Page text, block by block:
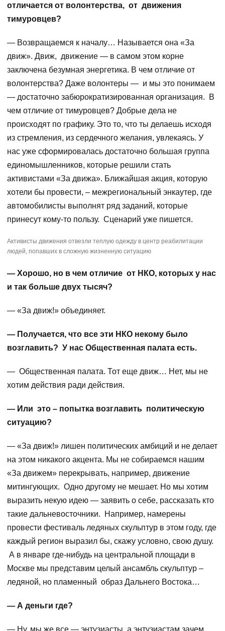
отличается от волонтерства, от движения
тимуровцев?
— Возвращаемся к началу… Называется она «За
движ». Движ, движение — в самом этом корне
заключена безумная энергетика. В чем отличие от
волонтерства? Даже волонтеры — и мы это понимаем
— достаточно забюрократизированная организация. В
чем отличие от тимуровцев? Добрые дела не
происходят по графику. Это то, что ты делаешь исходя
из стремления, из сердечного желания, увлекаясь. У
нас уже сформировалась достаточно большая группа
единомышленников, которые решили стать
активистами «За движа». Ближайшая акция, которую
хотели бы провести, – межрегиональный энкаутер, где
автомобилисты выполнят ряд заданий, которые
принесут кому-то пользу. Сценарий уже пишется.
Активисты движения отвезли теплую одежду в центр реабилитации
людей, попавших в сложную жизненную ситуацию
— Хорошо, но в чем отличие от НКО, которых у нас
и так больше двух тысяч?
— «За движ!» объединяет.
— Получается, что все эти НКО некому было
возглавить? У нас Общественная палата есть.
— Общественная палата. Тот еще движ… Нет, мы не
хотим действия ради действия.
— Или это – попытка возглавить политическую
ситуацию?
— «За движ!» лишен политических амбиций и не делает
на этом никакого акцента. Мы не собираемся нашим
«За движем» перекрывать, например, движение
митингующих. Одно другому не мешает. Но мы хотим
выразить некую идею — заявить о себе, рассказать кто
такие дальневосточники. Например, намерены
провести фестиваль ледяных скульптур в этом году, где
каждый регион выразил бы, скажу условно, свою душу.
А в январе где-нибудь на центральной площади в
Москве мы представим целый ансамбль скульптур –
ледяной, но пламенный образ Дальнего Востока…
— А деньги где?
— Ну, мы же все — энтузиасты, а энтузиастам зачем